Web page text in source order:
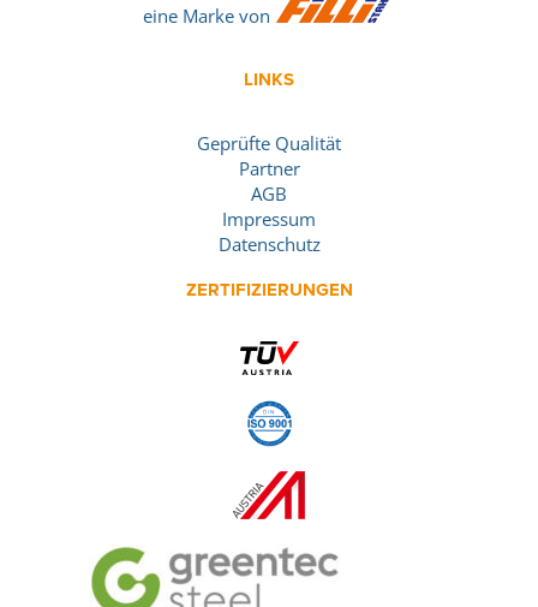
eine Marke von
LINKS
Geprüfte Qualität
Partner
AGB
Impressum
Datenschutz
ZERTIFIZIERUNGEN